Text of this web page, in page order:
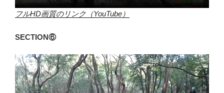
フルHD画質のリンク（YouTube）
SECTION⑥